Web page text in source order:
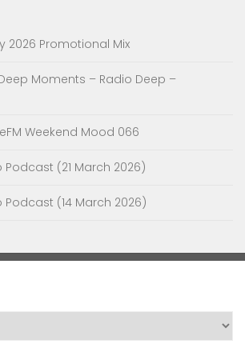
2026 Promotional Mix
Moments – Radio Deep –
Weekend Mood 066
Podcast (21 March 2026)
Podcast (14 March 2026)